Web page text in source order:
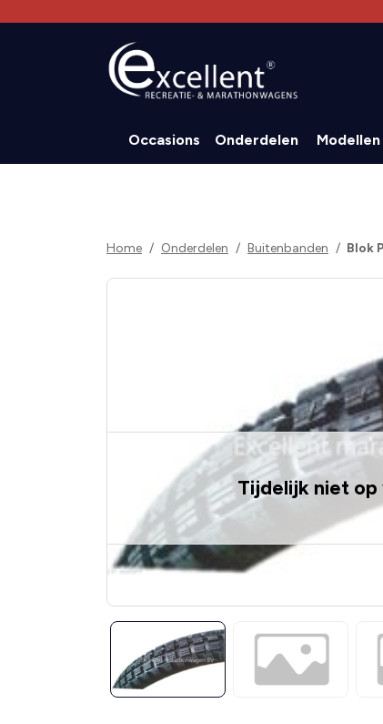
Occasions Onderdelen Modellen
Home Onderdelen Buitenbanden Blok
Tijdelijk niet